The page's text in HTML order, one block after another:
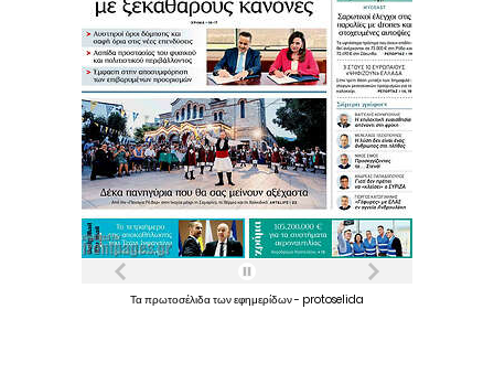
Ταπρωτοσέλιδατωνεφημερίδων- protoselida